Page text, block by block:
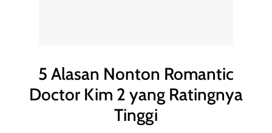
5 Alasan Nonton Romantic
Doctor Kim 2 yang Ratingnya
Tinggi